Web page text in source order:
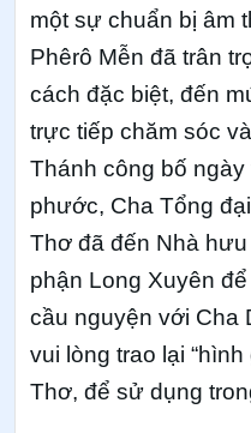
một sự chuẩn bị âm
Phêrô Mễn đã trân
cách đặc biệt, đến
trực tiếp chăm sóc
Thánh công bố
phước, Cha Tổng
Thơ đã đến Nhà
phận Long Xuyên
cầu nguyện với Cha
vui lòng trao lại
Thơ, để sử dụng